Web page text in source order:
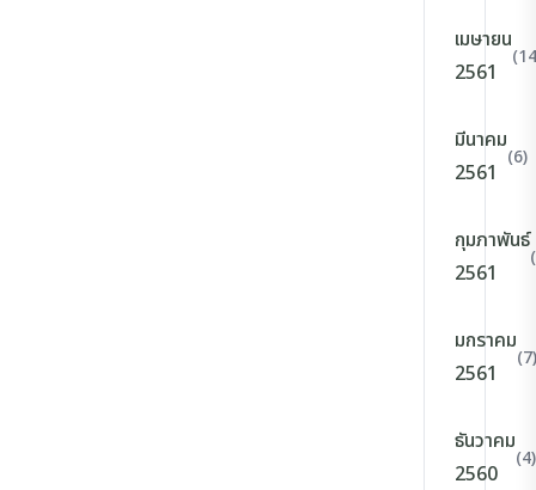
เมษายน
2561
มีนาคม
2561
(6)
กุมภาพันธ์
2561
มกราคม
2561
(7)
ธันวาคม
2560
(4)